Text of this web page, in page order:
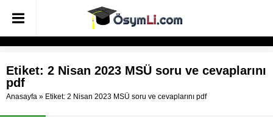
Etiket: 2 Nisan 2023 MSÜ soru ve cevaplarını
pdf
Anasayfa » Etiket: 2 Nisan 2023 MSÜ soru ve cevaplarını pdf